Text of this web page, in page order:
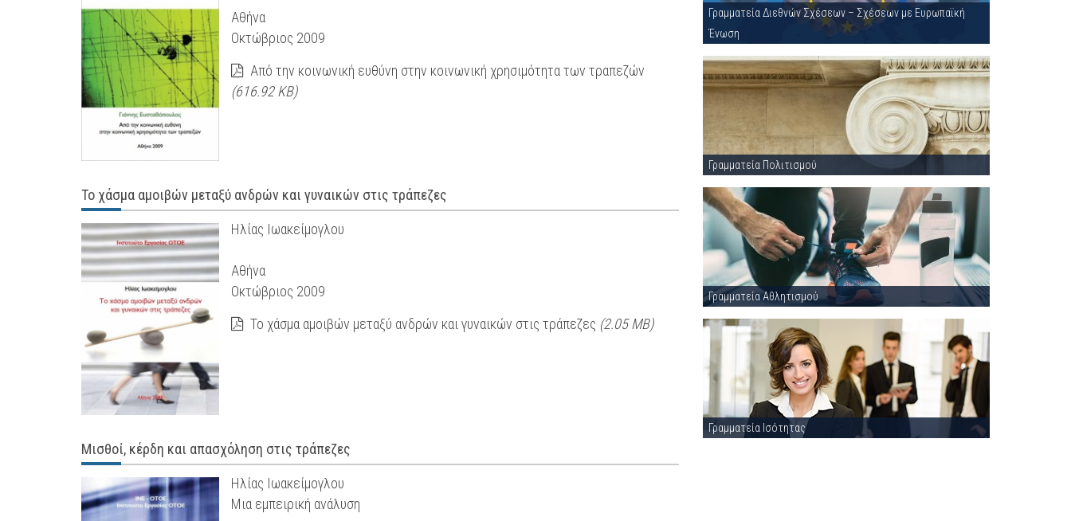
Αθήνα
Οκτώβριος 2009
Από την κοινωνική ευθύνη στην κοινωνική χρησιμότητα των τραπεζών
(616.92 KB)
Το χάσμα αμοιβών μεταξύ ανδρών και γυναικών στις τράπεζες
Ηλίας Ιωακείμογλου
Αθήνα
Οκτώβριος 2009
Το χάσμα αμοιβών μεταξύ ανδρών και γυναικών στις τράπεζες (2.05 MB)
Μισθοί, κέρδη και απασχόληση στις τράπεζες
Ηλίας Ιωακείμογλου
Μια εμπειρική ανάλυση
Γραμματεία Διεθνών Σχέσεων – Σχέσεων με Ευρωπαϊκή
Ένωση
Γραμματεία Πολιτισμού
Γραμματεία Αθλητισμού
Γραμματεία Ισότητας